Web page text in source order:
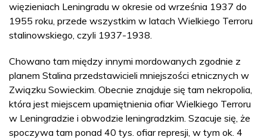
więzieniach Leningradu w okresie od września 1937 do
1955 roku, przede wszystkim w latach Wielkiego Terroru
stalinowskiego, czyli 1937-1938.
Chowano tam między innymi mordowanych zgodnie z
planem Stalina przedstawicieli mniejszości etnicznych w
Związku Sowieckim. Obecnie znajduje się tam nekropolia,
która jest miejscem upamiętnienia ofiar Wielkiego Terroru
w Leningradzie i obwodzie leningradzkim. Szacuje się, że
spoczywa tam ponad 40 tys. ofiar represji, w tym ok. 4